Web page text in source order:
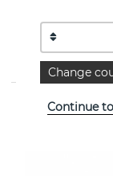
Kollektion:
Change
Continue